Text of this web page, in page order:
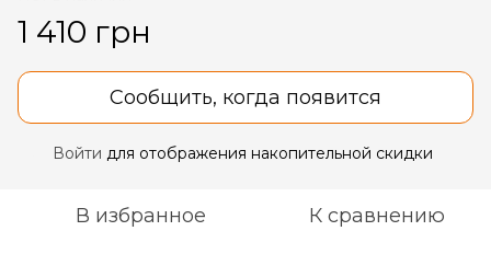
1 410 грн
Сообщить, когда появится
Войти для отображения накопительной скидки
В избранное К сравнению